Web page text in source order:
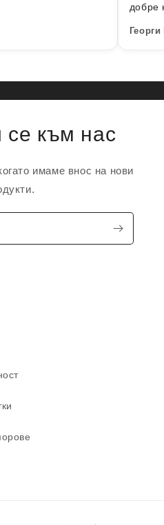
добре
към нас
имаме внос на нови